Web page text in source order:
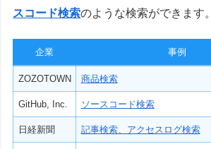
スコード検索のような検索ができます。
企業 事例
ZOZOTOWN 商品検索
GitHub, Inc. ソースコード検索
日経新聞 記事検索、アクセスログ検索